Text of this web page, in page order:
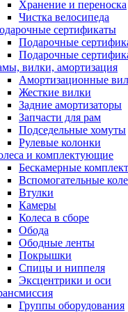
Хранение и переноска
Чистка велосипеда
сертификаты
Подарочные
Подарочные
вилки, амортизация
Амортизационные
Жесткие вилки
Задние амортизаторы
Запчасти для рам
Подседельные хомуты
Рулевые колонки
и комплектующие
Бескамерные
Вспомогательные
Втулки
Камеры
Колеса в сборе
Обода
Ободные ленты
Покрышки
Спицы и ниппеля
Эксцентрики и оси
Группы оборудования